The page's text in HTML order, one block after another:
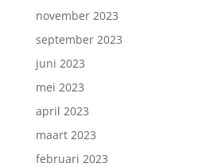
november 2023
september 2023
juni 2023
mei 2023
april 2023
maart 2023
februari 2023